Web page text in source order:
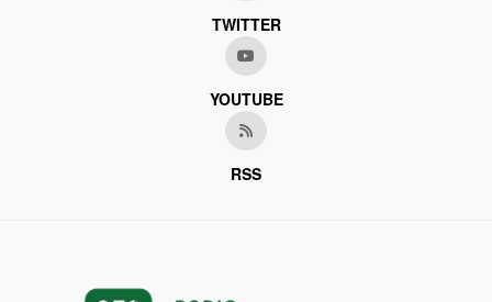
TWITTER
YOUTUBE
RSS